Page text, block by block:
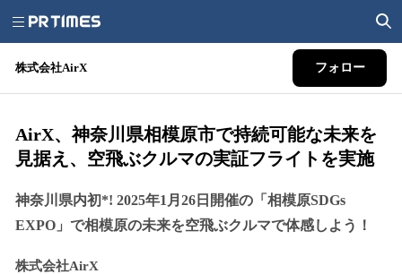
株式会社AirX フォロー
AirX、神奈川県相模原市で持続可能な未来を
見据え、空飛ぶクルマの実証フライトを実施
神奈川県内初*! 2025年1月26日開催の「相模原SDGs
EXPO」で相模原の未来を空飛ぶクルマで体感しよう！
株式会社AirX